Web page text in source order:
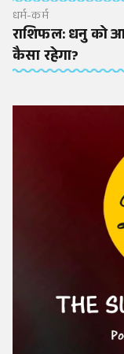
धर्म-कर्म
राशिफल: धनु को
कैसा रहेगा?